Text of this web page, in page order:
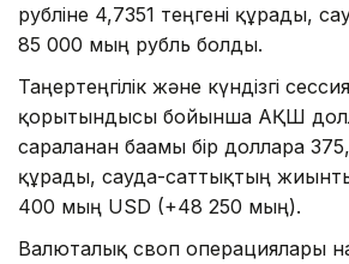
рубліне 4,7351 теңгені құрады,
85 000 мың рубль болды.
Таңертеңгілік және күндізгі
қорытындысы бойынша АҚШ
сараланған бағамы бір долларға
құрады, сауда-саттықтың
400 мың USD (+48 250 мың).
Валюталық своп операциялары